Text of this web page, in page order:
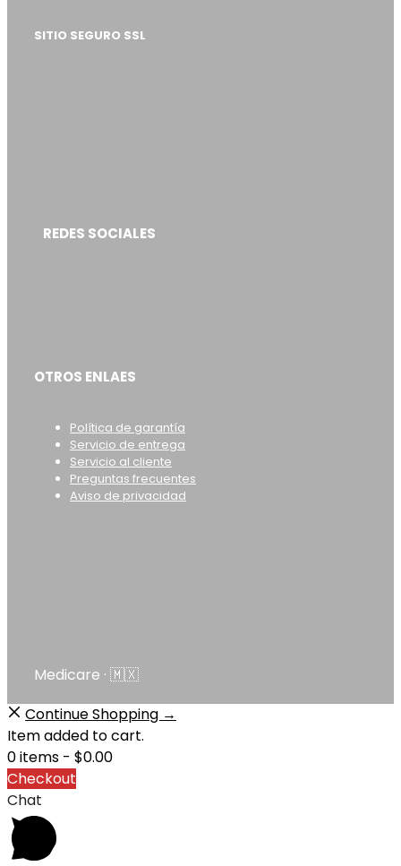
SITIO SEGURO SSL
REDES SOCIALES
OTROS ENLAES
Política de garantía
Servicio de entrega
Servicio al cliente
Preguntas frecuentes
Aviso de privacidad
Medicare · 🇲🇽
Continue Shopping →
Item added to cart.
0 items - $0.00
Checkout
Chat